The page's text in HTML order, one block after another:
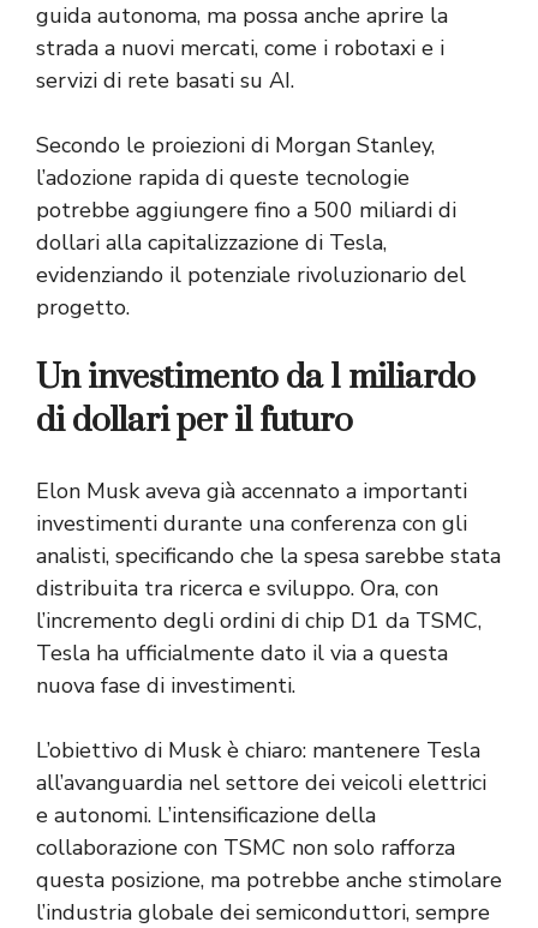
guida autonoma, ma possa anche aprire la
strada a nuovi mercati, come i robotaxi e i
servizi di rete basati su AI.
Secondo le proiezioni di Morgan Stanley,
l’adozione rapida di queste tecnologie
potrebbe aggiungere fino a 500 miliardi di
dollari alla capitalizzazione di Tesla,
evidenziando il potenziale rivoluzionario del
progetto.
Un investimento da 1 miliardo
di dollari per il futuro
Elon Musk aveva già accennato a importanti
investimenti durante una conferenza con gli
analisti, specificando che la spesa sarebbe stata
distribuita tra ricerca e sviluppo. Ora, con
l’incremento degli ordini di chip D1 da TSMC,
Tesla ha ufficialmente dato il via a questa
nuova fase di investimenti.
L’obiettivo di Musk è chiaro: mantenere Tesla
all’avanguardia nel settore dei veicoli elettrici
e autonomi. L’intensificazione della
collaborazione con TSMC non solo rafforza
questa posizione, ma potrebbe anche stimolare
l’industria globale dei semiconduttori, sempre